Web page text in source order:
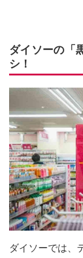
ダイソーの「
シ！
ダイソーでは、